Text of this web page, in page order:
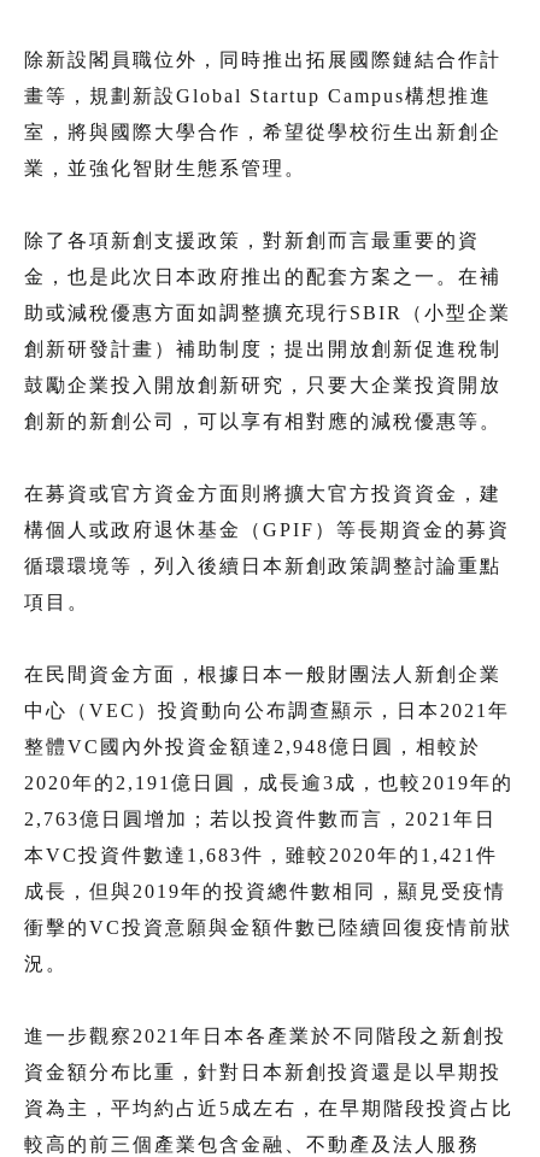
除新設閣員職位外，同時推出拓展國際鏈結合作計
畫等，規劃新設Global Startup Campus構想推進
室，將與國際大學合作，希望從學校衍生出新創企
業，並強化智財生態系管理。
除了各項新創支援政策，對新創而言最重要的資
金，也是此次日本政府推出的配套方案之一。在補
助或減稅優惠方面如調整擴充現行SBIR（小型企業
創新研發計畫）補助制度；提出開放創新促進稅制
鼓勵企業投入開放創新研究，只要大企業投資開放
創新的新創公司，可以享有相對應的減稅優惠等。
在募資或官方資金方面則將擴大官方投資資金，建
構個人或政府退休基金（GPIF）等長期資金的募資
循環環境等，列入後續日本新創政策調整討論重點
項目。
在民間資金方面，根據日本一般財團法人新創企業
中心（VEC）投資動向公布調查顯示，日本2021年
整體VC國內外投資金額達2,948億日圓，相較於
2020年的2,191億日圓，成長逾3成，也較2019年的
2,763億日圓增加；若以投資件數而言，2021年日
本VC投資件數達1,683件，雖較2020年的1,421件
成長，但與2019年的投資總件數相同，顯見受疫情
衝擊的VC投資意願與金額件數已陸續回復疫情前狀
況。
進一步觀察2021年日本各產業於不同階段之新創投
資金額分布比重，針對日本新創投資還是以早期投
資為主，平均約占近5成左右，在早期階段投資占比
較高的前三個產業包含金融、不動產及法人服務